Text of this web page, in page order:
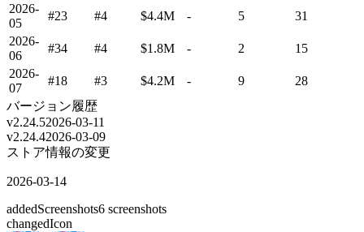
2026-
05
#23 #4 $4.4M - 5
31
2026-
06
#34 #4 $1.8M - 2
15
2026-
07
#18 #3 $4.2M - 9
28
バージョン履歴
v2.24.52026-03-11
v2.24.42026-03-09
ストア情報の変更
2026-03-14
addedScreenshots6 screenshots
changedIcon